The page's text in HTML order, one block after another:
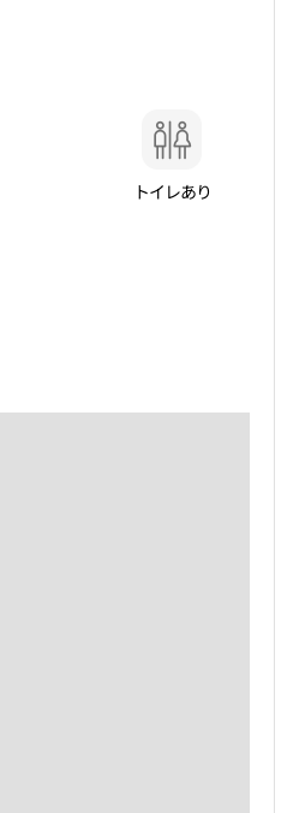
トイレあり